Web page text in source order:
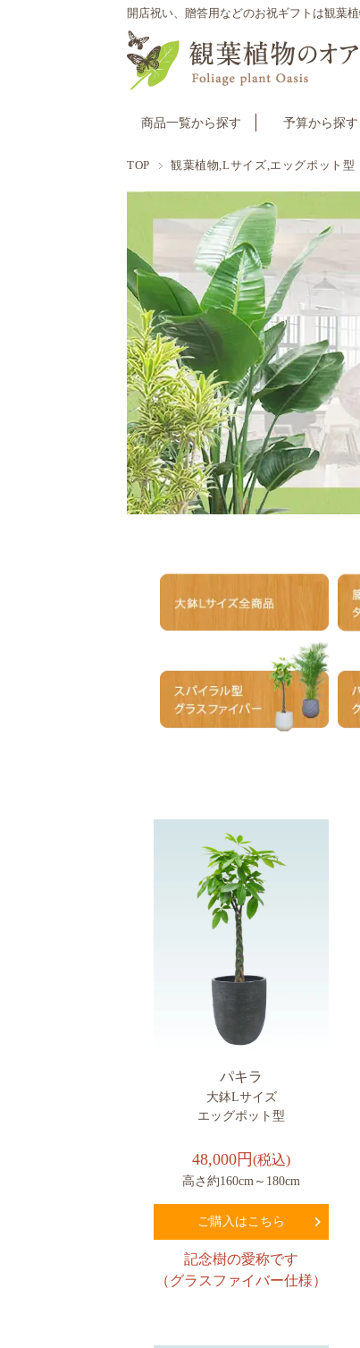
開店祝い、贈答用などのお祝ギフトは観葉
商品一覧から探す 予算から探す
TOP 観葉植物,Lサイズ,エッグポット型
パキラ
大鉢Lサイズ
エッグポット型
48,000円(税込)
高さ約160cm～180cm
ご購入はこちら
記念樹の愛称です
（グラスファイバー仕様）